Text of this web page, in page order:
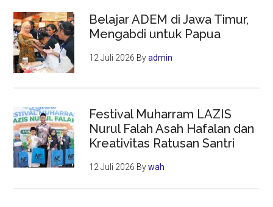
Belajar ADEM di Jawa Timur,
Mengabdi untuk Papua
12 Juli 2026 Byadmin
Festival Muharram LAZIS
Nurul Falah Asah Hafalan dan
Kreativitas Ratusan Santri
12 Juli 2026 Bywah